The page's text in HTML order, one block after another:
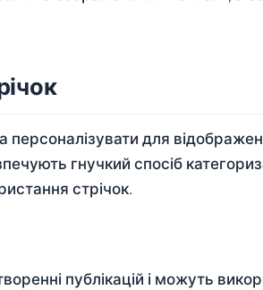
персоналізувати для
гнучкий спосіб
стрічок.
публікацій і можуть